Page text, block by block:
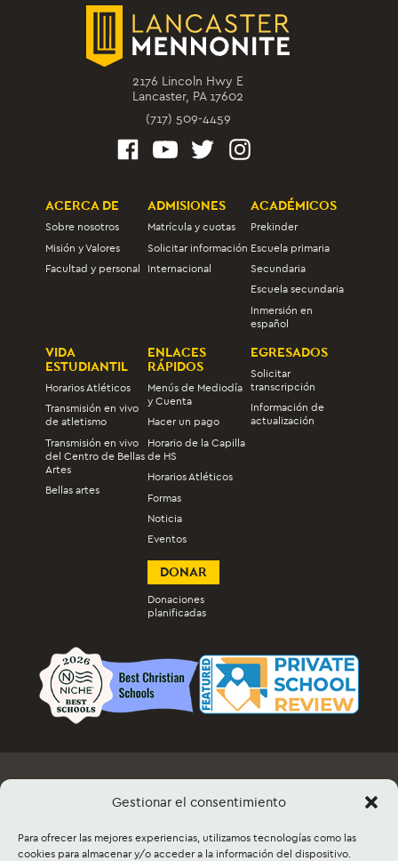
Gestionar el consentimiento
Para ofrecer las mejores experiencias, utilizamos tecnologías como las
cookies para almacenar y/o acceder a la información del dispositivo.
2176 Lincoln Hwy E
Lancaster, PA 17602
(717) 509-4459
ACERCA DE
Sobre nosotros
Misión y Valores
Facultad y personal
ADMISIONES
Matrícula y cuotas
Solicitar información
Internacional
ACADÉMICOS
Prekinder
Escuela primaria
Secundaria
Escuela secundaria
Inmersión en
español
VIDA
ESTUDIANTIL
Horarios Atléticos
Transmisión en vivo
de atletismo
Transmisión en vivo
del Centro de Bellas
Artes
Bellas artes
ENLACES
RÁPIDOS
Menús de Mediodía
y Cuenta
Hacer un pago
Horario de la Capilla
de HS
Horarios Atléticos
Formas
Noticia
Eventos
EGRESADOS
Solicitar
transcripción
Información de
actualización
DONAR
Donaciones
planificadas
Alquiler de instalaciones Contacto Mapa del sitio